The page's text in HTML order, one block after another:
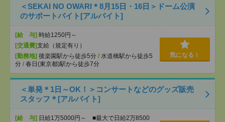
＜SEKAI NO OWARI＊8月15日・16日＞ドーム公演
のサポートバイト[アルバイト]
[給 与] 時給1250円～
[交通費]支給（規定有り）
[勤務地] 後楽園駅から徒歩5分 / 水道橋駅から徒歩5
分 / 春日(東京都)駅から徒歩7分
気になる！
＜単発＊1日～OK！＞コンサートなどのグッズ販売
スタッフ＊[アルバイト]
[給 与] 日給1万5000円～ ■最大で日給2万8500